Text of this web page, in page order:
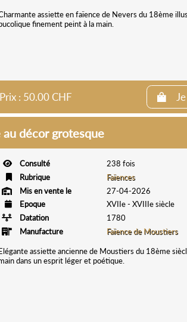
assiette en faïence de Nevers du 18ème
finement peint à la main.
Prix : 50.00 CHF
décor grotesque
Consulté
238 fois
Rubrique
Faïences
Mis en vente le
27-04-2026
Epoque
XVIIe - XVIIIe siècle
Datation
1780
Manufacture
Faïence de Moustiers
assiette ancienne de Moustiers du 18ème
dans un esprit léger et poétique.